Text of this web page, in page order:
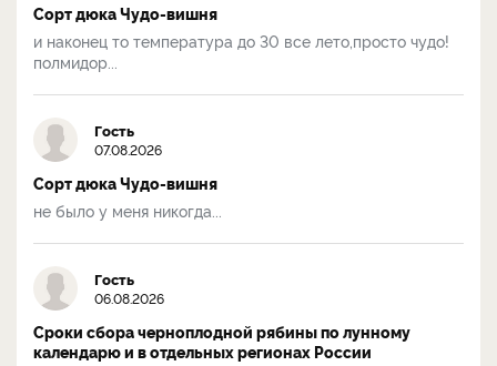
Сорт дюка Чудо-вишня
и наконец то температура до 30 все лето,просто чудо!
полмидор...
Гость
07.08.2026
Сорт дюка Чудо-вишня
не было у меня никогда...
Гость
06.08.2026
Сроки сбора черноплодной рябины по лунному
календарю и в отдельных регионах России